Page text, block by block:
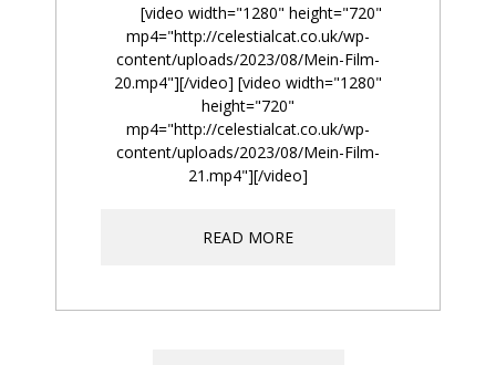
[video width="1280" height="720"
mp4="http://celestialcat.co.uk/wp-
content/uploads/2023/08/Mein-Film-
20.mp4"][/video] [video width="1280"
height="720"
mp4="http://celestialcat.co.uk/wp-
content/uploads/2023/08/Mein-Film-
21.mp4"][/video]
READ MORE